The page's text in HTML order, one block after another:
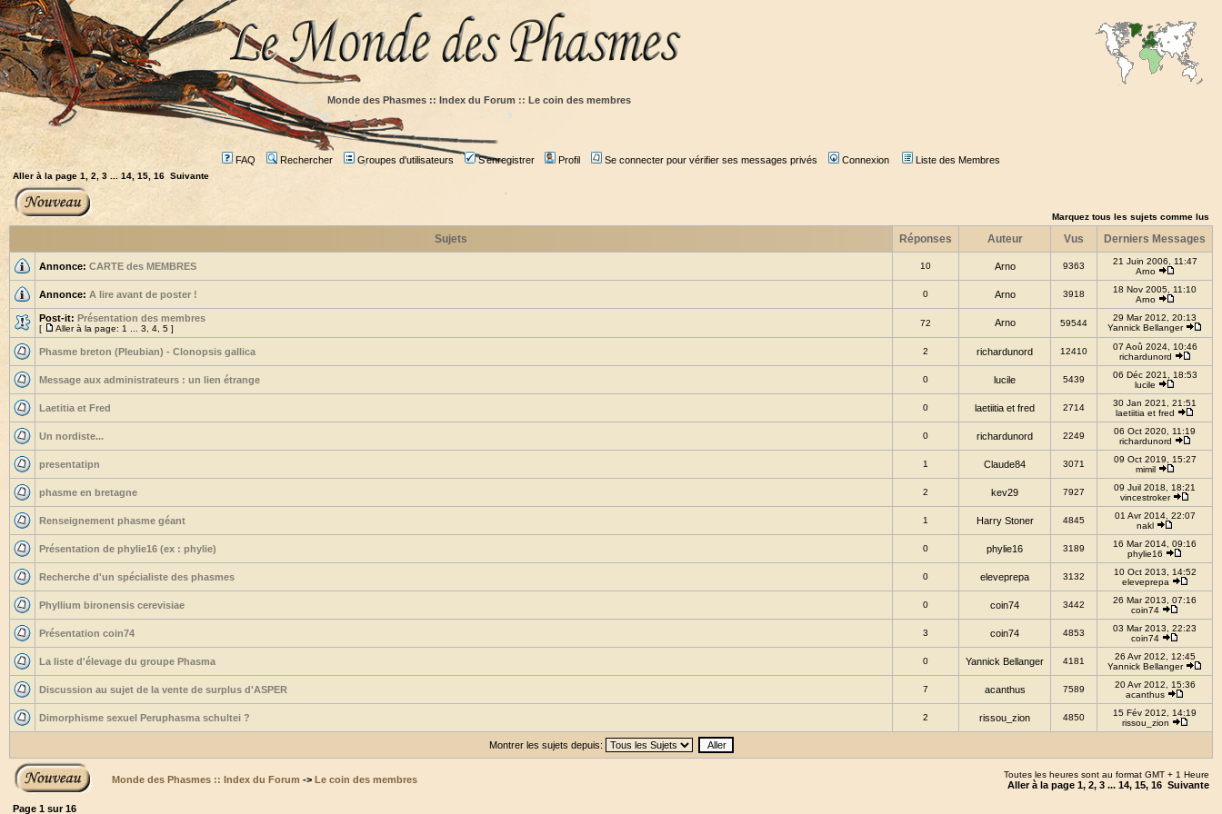
Monde des Phasmes :: Index du Forum :: Le coin des membres
FAQ Rechercher Groupes d'utilisateurs S'enregistrer Profil Se connecter pour vérifier ses messages privés Connexion Liste des Membres
Aller à la page 1 2 3 ...14 15 16 Suivante
Marquez tous les sujets comme lus
Sujets Réponses Auteur Vus Derniers Messages
Annonce: CARTE des MEMBRES 10 Arno 9363
21 Juin 2006, 11:47
Arno
Annonce: A lire avant de poster ! 0 Arno 3918
18 Nov 2005, 11:10
Arno
Post-it: Présentation des membres
[ Aller à la page: 1 3 4 5 ]
72 Arno 59544
29 Mar 2012, 20:13
Yannick Bellanger
Phasme breton (Pleubian) - Clonopsis gallica 2 richardunord 12410
07 Aoû 2024, 10:46
richardunord
Message aux administrateurs : un lien étrange 0 lucile 5439
06 Déc 2021, 18:53
lucile
Laetitia et Fred 0 laetiitia et fred 2714
30 Jan 2021, 21:51
laetiitia et fred
Un nordiste... 0 richardunord 2249
06 Oct 2020, 11:19
richardunord
presentatipn 1 Claude84 3071
09 Oct 2019, 15:27
mimil
phasme en bretagne 2 kev29 7927
09 Juil 2018, 18:21
vincestroker
Renseignement phasme géant 1 Harry Stoner 4845
01 Avr 2014, 22:07
nakl
Présentation de phylie16 (ex : phylie) 0 phylie16 3189
16 Mar 2014, 09:16
phylie16
Recherche d'un spécialiste des phasmes 0 eleveprepa 3132
10 Oct 2013, 14:52
eleveprepa
Phyllium bironensis cerevisiae 0 coin74 3442
26 Mar 2013, 07:16
coin74
Présentation coin74 3 coin74 4853
03 Mar 2013, 22:23
coin74
La liste d'élevage du groupe Phasma 0 Yannick Bellanger 4181
26 Avr 2012, 12:45
Yannick Bellanger
Discussion au sujet de la vente de surplus d'ASPER 7 acanthus 7589
20 Avr 2012, 15:36
acanthus
Dimorphisme sexuel Peruphasma schultei ? 2 rissou_zion 4850
15 Fév 2012, 14:19
rissou_zion
Montrer les sujets depuis:
Monde des Phasmes :: Index du Forum -> Le coin des membres Toutes les heures sont au format GMT + 1 Heure
Aller à la page 1, 2, 3 ... 14, 15, 16 Suivante
Page 1 sur16